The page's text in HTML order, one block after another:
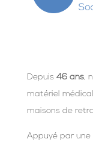
Depuis 46 ans,
matériel
maisons de
Appuyé par